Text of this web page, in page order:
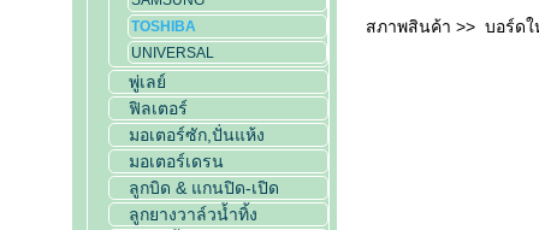
TOSHIBA
UNIVERSAL
พู่เลย์
ฟิลเตอร์
มอเตอร์ซัก,ปั่นแห้ง
มอเตอร์เดรน
ลูกบิด & แกนปิด-เปิด
ลูกยางวาล์วน้ำทิ้ง
สภาพสินค้า >> บอร์ดใ